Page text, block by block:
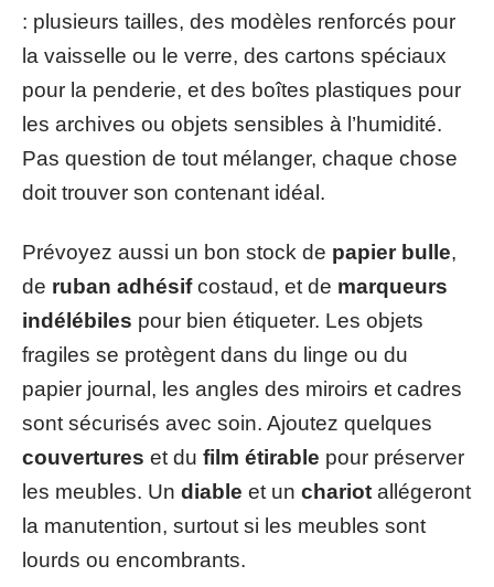
: plusieurs tailles, des modèles renforcés pour
la vaisselle ou le verre, des cartons spéciaux
pour la penderie, et des boîtes plastiques pour
les archives ou objets sensibles à l’humidité.
Pas question de tout mélanger, chaque chose
doit trouver son contenant idéal.
Prévoyez aussi un bon stock de papier bulle,
de ruban adhésifcostaud, et de marqueurs
indélébiles pour bien étiqueter. Les objets
fragiles se protègent dans du linge ou du
papier journal, les angles des miroirs et cadres
sont sécurisés avec soin. Ajoutez quelques
couvertures et du film étirable pour préserver
les meubles. Un diable et un chariot allégeront
la manutention, surtout si les meubles sont
lourds ou encombrants.